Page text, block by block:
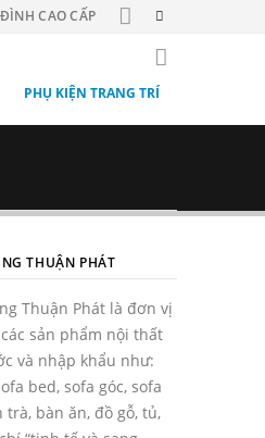
CAO CẤP
PHỤ KIỆN TRANG TRÍ
THUẬN PHÁT
Thuận Phát là đơn vị
sản phẩm nội thất
và nhập khẩu như:
bed, sofa góc, sofa
trà, bàn ăn, đồ gỗ, tủ,